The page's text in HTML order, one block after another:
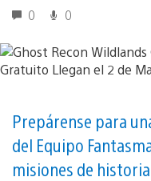
0 0
Prepárense para
del Equipo
misiones de